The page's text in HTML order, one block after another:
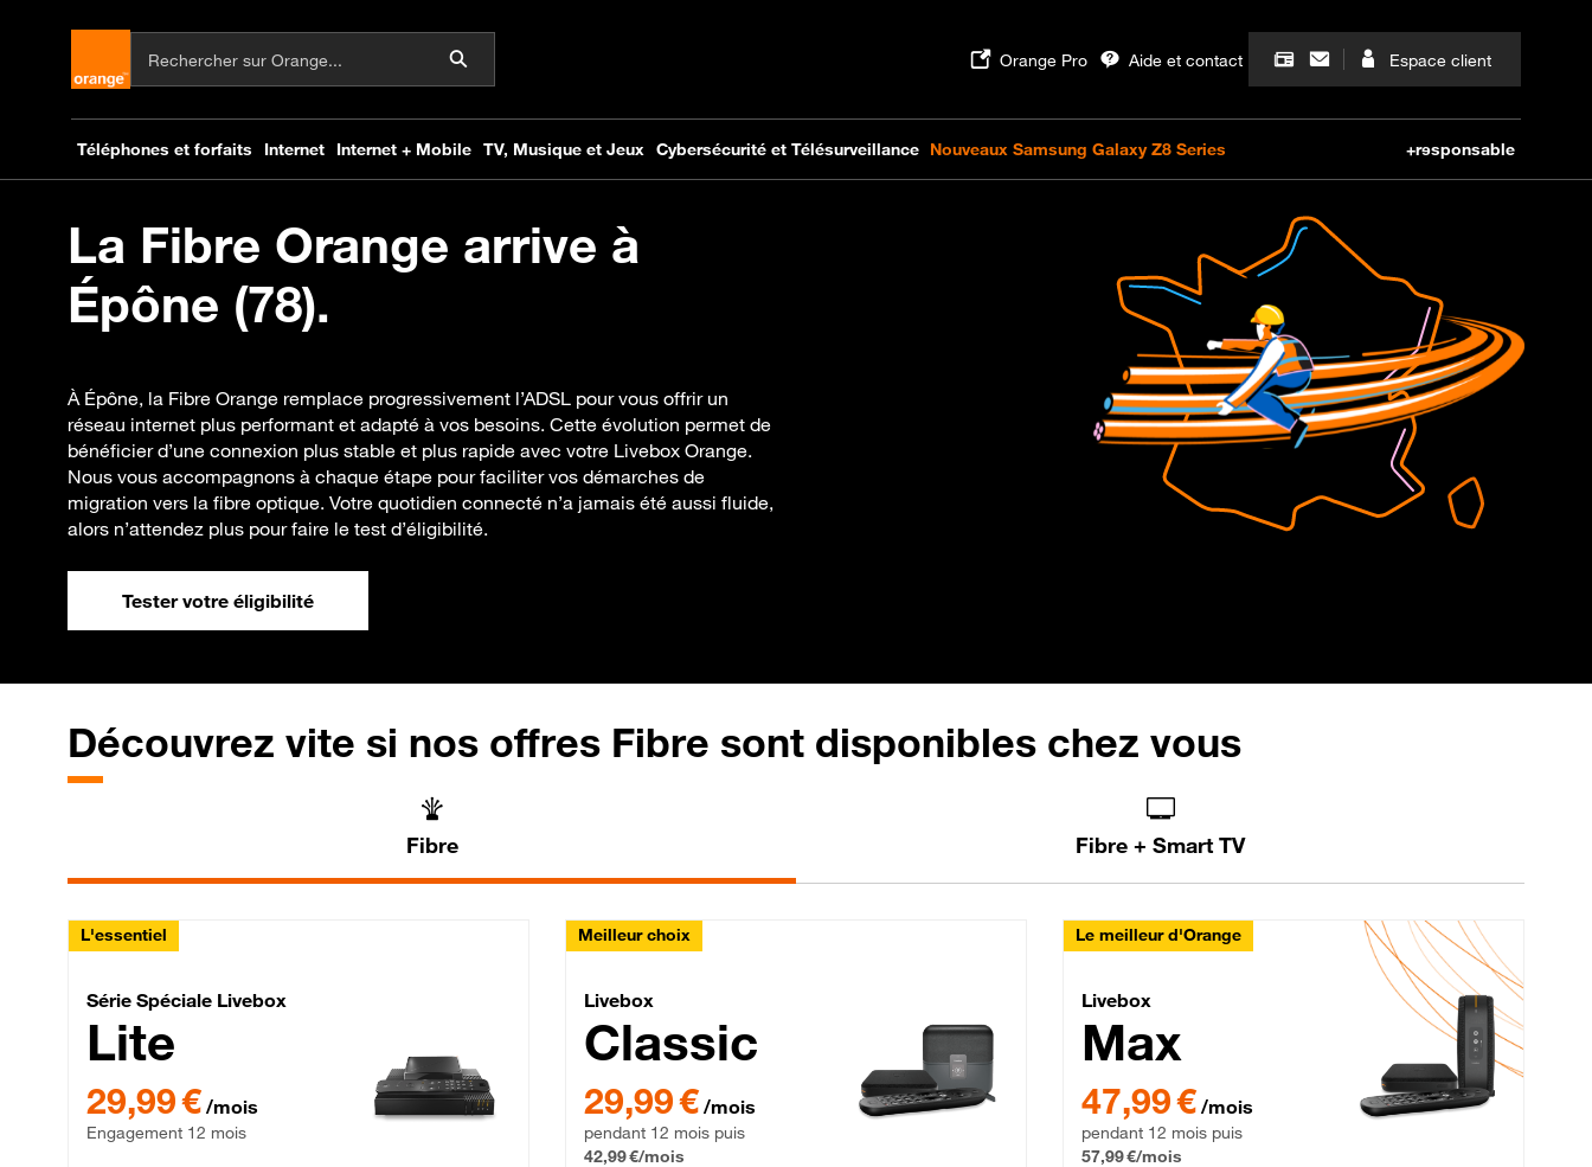
La Fibre Orange arrive à
Épône (78).
À Épône, la Fibre Orange remplace progressivement l’ADSL pour vous offrir un
réseau internet plus performant et adapté à vos besoins. Cette évolution permet de
bénéficier d’une connexion plus stable et plus rapide avec votre Livebox Orange.
Nous vous accompagnons à chaque étape pour faciliter vos démarches de
migration vers la fibre optique. Votre quotidien connecté n’a jamais été aussi fluide,
alors n’attendez plus pour faire le test d’éligibilité.
Tester votre éligibilité
Découvrez vite si nos offres Fibre sont disponibles chez vous
Fibre Fibre + Smart TV
L'essentiel
Série Spéciale Livebox Lite Fibre
Série Spéciale Livebox
Lite
29,99 € par mois , Engagement 12 mois
29,99 € /mois
Engagement 12 mois
Meilleur choix
Livebox Classic Fibre
Livebox
Classic
29,99 € par mois pendant 12 mois puis 42,99 € par mois, Engagement 12 mois
29,99 € /mois
pendant 12 mois puis
42,99 €/mois
Le meilleur d'Orange
Livebox Max Fibre
Livebox
Max
47,99 € par mois pendant 12 mois puis 57,99 € par mois,
47,99 € /mois
pendant 12 mois puis
57,99 €/mois